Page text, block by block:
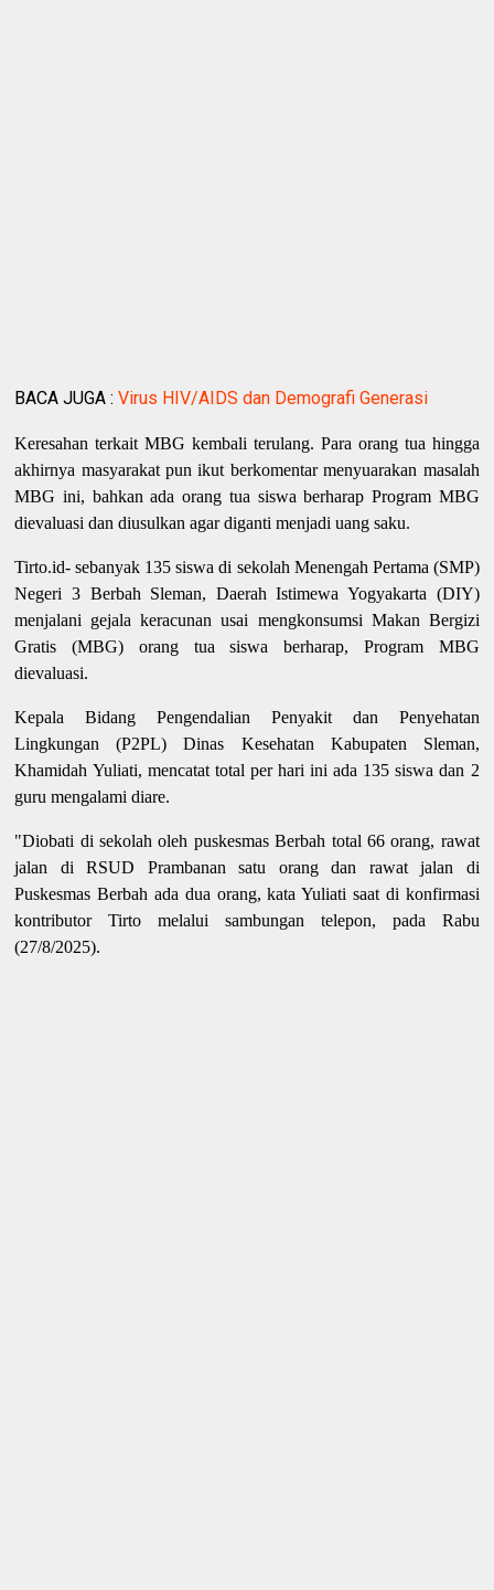
BACA JUGA :Virus HIV/AIDS dan Demografi Generasi
Keresahan terkait MBG kembali terulang. Para orang tua hingga
akhirnya masyarakat pun ikut berkomentar menyuarakan masalah
MBG ini, bahkan ada orang tua siswa berharap Program MBG
dievaluasi dan diusulkan agar diganti menjadi uang saku.
Tirto.id- sebanyak 135 siswa di sekolah Menengah Pertama (SMP)
Negeri 3 Berbah Sleman, Daerah Istimewa Yogyakarta (DIY)
menjalani gejala keracunan usai mengkonsumsi Makan Bergizi
Gratis (MBG) orang tua siswa berharap, Program MBG
dievaluasi.
Kepala Bidang Pengendalian Penyakit dan Penyehatan
Lingkungan (P2PL) Dinas Kesehatan Kabupaten Sleman,
Khamidah Yuliati, mencatat total per hari ini ada 135 siswa dan 2
guru mengalami diare.
"Diobati di sekolah oleh puskesmas Berbah total 66 orang, rawat
jalan di RSUD Prambanan satu orang dan rawat jalan di
Puskesmas Berbah ada dua orang, kata Yuliati saat di konfirmasi
kontributor Tirto melalui sambungan telepon, pada Rabu
(27/8/2025).